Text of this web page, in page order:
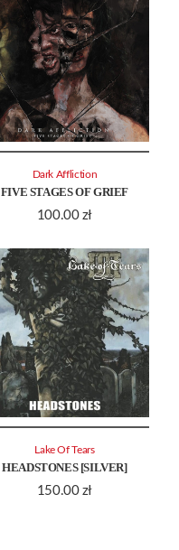
FIVE STAGES OF GRIEF
100.00 zł
Dark Affliction
HEADSTONES [SILVER]
150.00 zł
Lake Of Tears